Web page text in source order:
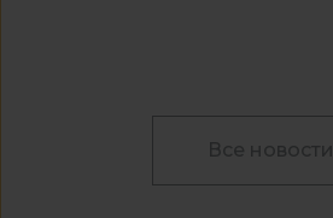
Все новости